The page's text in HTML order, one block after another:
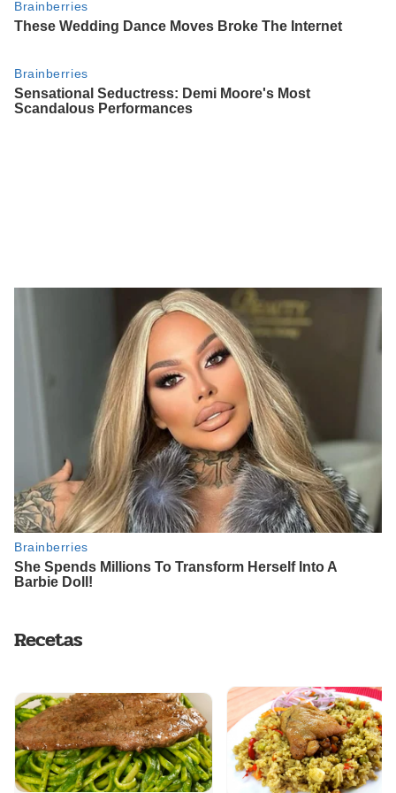
Recetas